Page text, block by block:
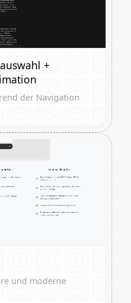
+
der Navigation
und moderne